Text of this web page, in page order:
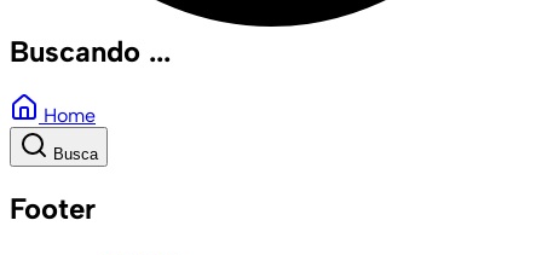
Buscando ...
Home
Busca
Footer